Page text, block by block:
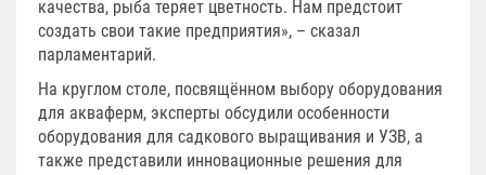
качества, рыба теряет цветность. Нам предстоит
создать свои такие предприятия», – сказал
парламентарий.
На круглом столе, посвящённом выбору оборудования
для акваферм, эксперты обсудили особенности
оборудования для садкового выращивания и УЗВ, а
также представили инновационные решения для